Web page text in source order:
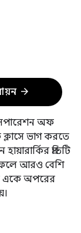
arrow_forward
অফ
ভাগ করতে
প্রতিটি
ফলে আরও বেশি
একে অপরের